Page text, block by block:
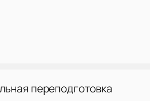
переподготовка